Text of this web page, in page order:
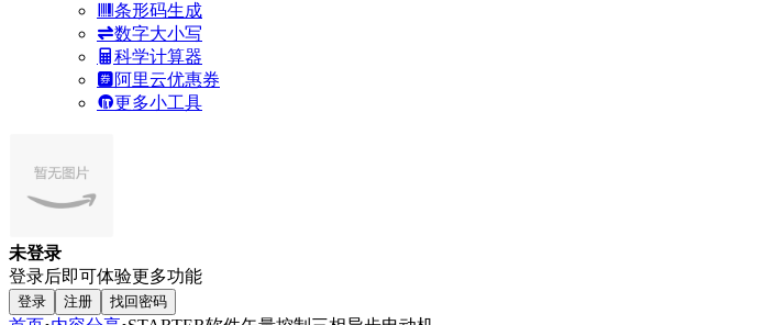
条形码生成
数字大小写
科学计算器
阿里云优惠券
更多小工具
未登录
登录后即可体验更多功能
登录 注册 找回密码